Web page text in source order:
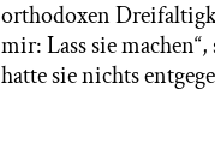
orthodoxen
mir: Lass sie
hatte sie nichts